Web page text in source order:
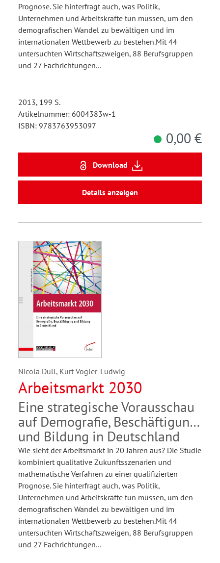
Prognose. Sie hinterfragt auch, was Politik,
Unternehmen und Arbeitskräfte tun müssen, um den
demografischen Wandel zu bewältigen und im
internationalen Wettbewerb zu bestehen.Mit 44
untersuchten Wirtschaftszweigen, 88 Berufsgruppen
und 27 Fachrichtungen…
2013, 199 S.
Artikelnummer: 6004383w-1
ISBN: 9783763953097
0,00 €
Download
Details anzeigen
Nicola Düll, Kurt Vogler-Ludwig
Arbeitsmarkt 2030
Eine strategische Vorausschau
auf Demografie, Beschäftigung
und Bildung in Deutschland
Wie sieht der Arbeitsmarkt in 20 Jahren aus? Die Studie
kombiniert qualitative Zukunftsszenarien und
mathematische Verfahren zu einer qualifizierten
Prognose. Sie hinterfragt auch, was Politik,
Unternehmen und Arbeitskräfte tun müssen, um den
demografischen Wandel zu bewältigen und im
internationalen Wettbewerb zu bestehen.Mit 44
untersuchten Wirtschaftszweigen, 88 Berufsgruppen
und 27 Fachrichtungen…